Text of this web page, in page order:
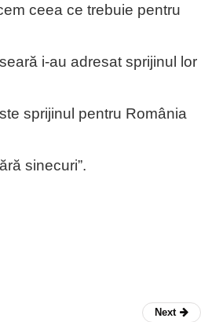
ceea ce trebuie pentru
i-au adresat sprijinul lor
sprijinul pentru România
sinecuri”.
Next